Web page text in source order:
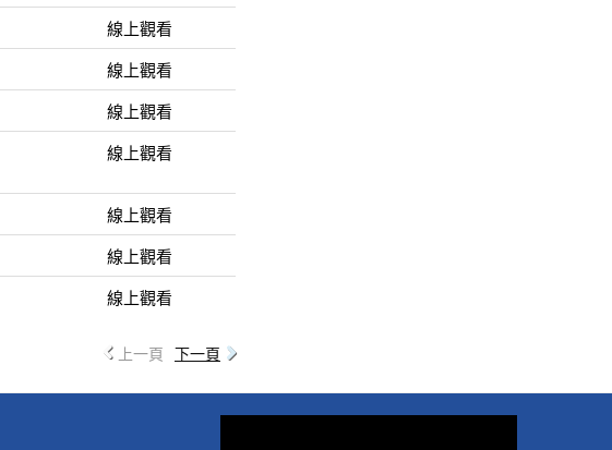
線上觀看
線上觀看
線上觀看
線上觀看
線上觀看
線上觀看
線上觀看
上一頁 下一頁